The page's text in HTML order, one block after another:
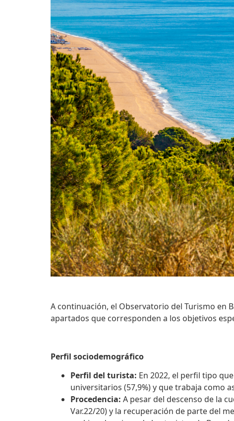
A continuación, el Observatorio del Turismo en
apartados que corresponden a los objetivos
Perfil sociodemográfico
Perfil del turista: En 2022, el perfil tipo
universitarios (57,9%) y que trabaja como
Procedencia: A pesar del descenso de la
Var.22/20) y la recuperación de parte del